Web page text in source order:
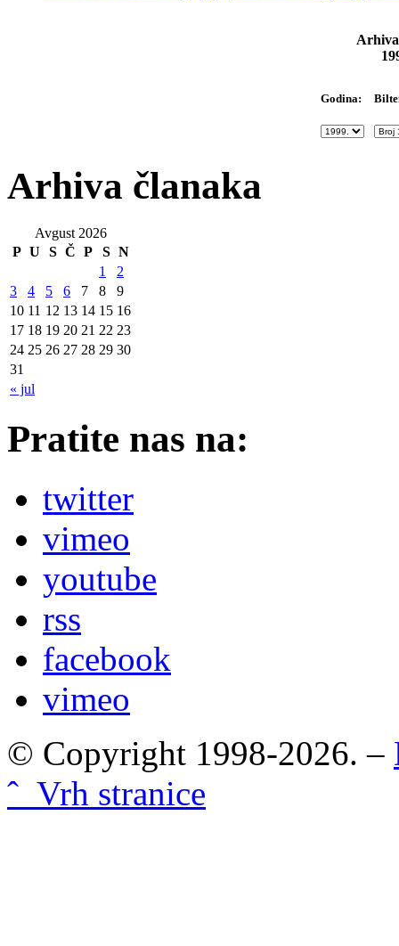
Godina:
Arhiva članaka
Avgust 2026
P U S Č P S N
« jul
1
2
3
4 5 6 7 8
9
10 11 12 13 14 15 16
17 18 19 20 21 22 23
24 25 26 27 28 29 30
31
Pratite nas na:
twitter
vimeo
youtube
rss
facebook
vimeo
© Copyright 1998-2026. –
ˆ Vrh stranice